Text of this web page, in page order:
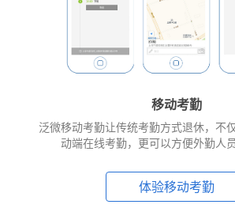
移动考勤
泛微移动考勤让传统考勤方式退休，不
动端在线考勤，更可以方便外勤人
体验移动考勤